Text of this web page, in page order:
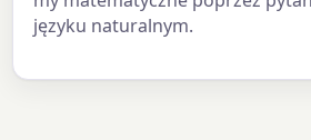
języku naturalnym.